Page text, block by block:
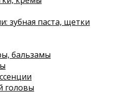
зубная паста, щетки
бальзамы
головы